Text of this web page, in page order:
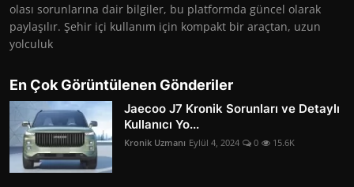
olası sorunlarına dair bilgiler, bu platformda güncel olarak
paylaşılır. Şehir içi kullanım için kompakt bir araçtan, uzun
yolculuk
En Çok Görüntülenen Gönderiler
Jaecoo J7 Kronik Sorunları ve Detaylı
Kullanıcı Yo...
Kronik Uzmanı Eylül 4, 2024 0 15.6K